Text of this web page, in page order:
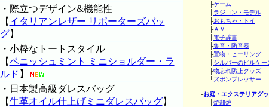
│ ├ゲーム
│ ├ラジコン・モデル
│ ├おもちゃ・トイ
│ ├ＡＶ
│ ├電子辞書
│ ├集音・防音器
│ ├置物・ヒーリング
│ ├シルバーのピルケー
│ ├物忘れ防止グッズ
│ └ズボンプレッサー
├お庭・エクステリアグ
│ ├焼却炉
・際立つデザイン&機能性
【 イタリアンレザー リポーターズバッ
グ】
・小粋なトートスタイル
【ペニッシュミント ミニショルダー・ラ
ルド 】
・日本製高級ダレスバッグ
【牛革オイル仕上げミニダレスバッグ】